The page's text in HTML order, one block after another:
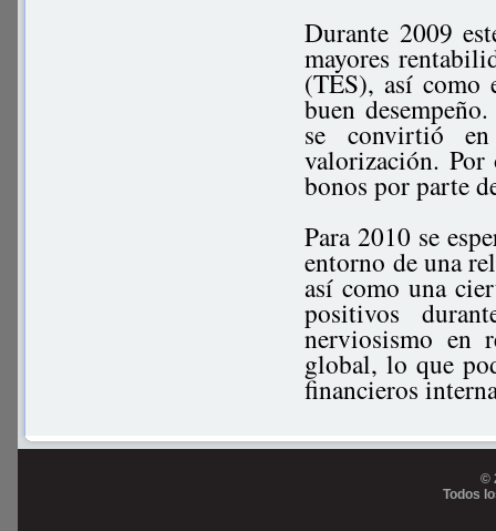
Durante 2009
mayores
(TES), así como
buen
se convirtió
valorización.
bonos por parte
Para 2010 se
entorno de una
así como una
positivos
nerviosismo en
global, lo que
financieros
©
Todos